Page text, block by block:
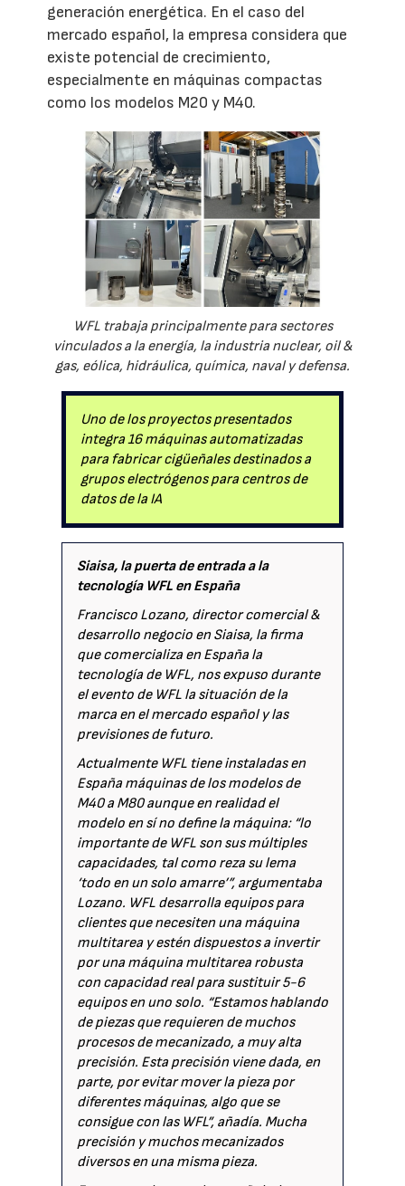
generación energética. En el caso del
mercado español, la empresa considera que
existe potencial de crecimiento,
especialmente en máquinas compactas
como los modelos M20 y M40.
WFL trabaja principalmente para sectores
vinculados a la energía, la industria nuclear, oil &
gas, eólica, hidráulica, química, naval y defensa.
Uno de los proyectos presentados
integra 16 máquinas automatizadas
para fabricar cigüeñales destinados a
grupos electrógenos para centros de
datos de la IA
Siaisa, la puerta de entrada a la
tecnología WFL en España
Francisco Lozano, director comercial &
desarrollo negocio en Siaisa, la firma
que comercializa en España la
tecnología de WFL, nos expuso durante
el evento de WFL la situación de la
marca en el mercado español y las
previsiones de futuro.
Actualmente WFL tiene instaladas en
España máquinas de los modelos de
M40 a M80 aunque en realidad el
modelo en sí no define la máquina: “lo
importante de WFL son sus múltiples
capacidades, tal como reza su lema
‘todo en un solo amarre’”, argumentaba
Lozano. WFL desarrolla equipos para
clientes que necesiten una máquina
multitarea y estén dispuestos a invertir
por una máquina multitarea robusta
con capacidad real para sustituir 5-6
equipos en uno solo. “Estamos hablando
de piezas que requieren de muchos
procesos de mecanizado, a muy alta
precisión. Esta precisión viene dada, en
parte, por evitar mover la pieza por
diferentes máquinas, algo que se
consigue con las WFL”, añadía. Mucha
precisión y muchos mecanizados
diversos en una misma pieza.